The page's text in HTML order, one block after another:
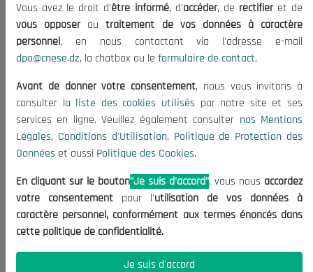
Informations utiles
Appels d'offres et Consultations
Mentions Légales
Conditions d'Utilisation
Politique de Protection des Données
Politique des Cookies
Nous Contacter
(+213) 021 98 01 00|01|02
contact@cnese.dz
Suggestions ou Initiatives ?
Newsletter
dernières nouvelles.
Vous avez le droit d'être informé, d'accéder, de rectifieret de
vous opposerautraitement de vos données à caractère
personnel, en nous contactant via l'adresse e-mail
dpo@cnese.dz, la chatbox ou le formulaire de contact.
Avant de donner votre consentement, nous vous invitons à
consulter la liste des cookies utilisés par notre site et ses
services en ligne. Veuillez également consulter nos Mentions
Légales, Conditions d'Utilisation, Politique de Protection des
Données et aussi Politique des Cookies.
En cliquant sur le bouton"Je suis d'accord", vous nous accordez
votre consentement pour l'utilisation de vos données à
caractère personnel, conformément aux termes énoncés dans
cette politique de confidentialité.
Je suis d'accord